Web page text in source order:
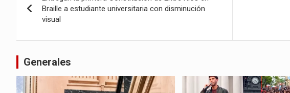
de
Braille a estudiante universitaria con disminución
visual
Generales